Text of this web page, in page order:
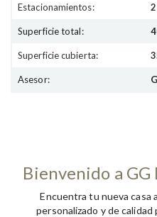
Estacionamientos: 2
Superficie total:
Superficie cubierta:
Asesor:
Bienvenido a
Encuentra tu nueva casa
personalizado y de